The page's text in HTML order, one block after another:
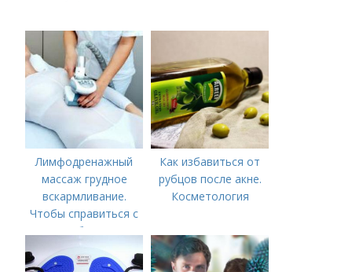
Лимфодренажный
массаж грудное
вскармливание.
Чтобы справиться с
нагрубанием,
необходимо
предпринять
Как избавиться от
рубцов после акне.
Косметология